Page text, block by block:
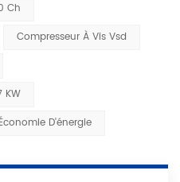
Ch
Compresseur À Vis Vsd
KW
D'énergie